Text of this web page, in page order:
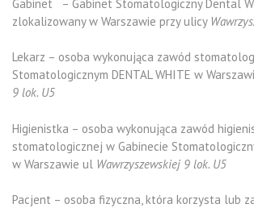
Gabinet – Gabinet Stomatologiczny Dental
zlokalizowany w Warszawie przy ulicy
Lekarz – osoba wykonująca zawód
Stomatologicznym DENTAL WHITE w
9 lok. U5
Higienistka – osoba wykonująca zawód
stomatologicznej w Gabinecie
w Warszawie ul Wawrzyszewskiej 9 lok. U5
Pacjent – osoba fizyczna, która korzysta lub